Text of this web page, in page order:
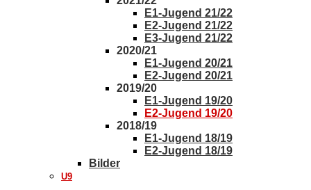
E1-Jugend 21/22
E2-Jugend 21/22
E3-Jugend 21/22
2020/21
E1-Jugend 20/21
E2-Jugend 20/21
2019/20
E1-Jugend 19/20
E2-Jugend 19/20
2018/19
E1-Jugend 18/19
E2-Jugend 18/19
Bilder
U9